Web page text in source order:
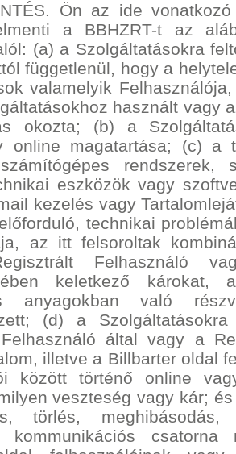
Ön az ide
a BBHZRT-t az
(a) a Szolgáltatásokra
függetlenül, hogy a
valamelyik
használt vagy
okozta; (b) a
online magatartása; (c) a
rendszerek,
eszközök vagy
kezelés vagy
technikai
az itt felsoroltak
Felhasználó
keletkező károkat,
anyagokban való
(d) a
által vagy a
illetve a Billbarter oldal
között történő online
veszteség vagy kár;
törlés,
kommunikációs